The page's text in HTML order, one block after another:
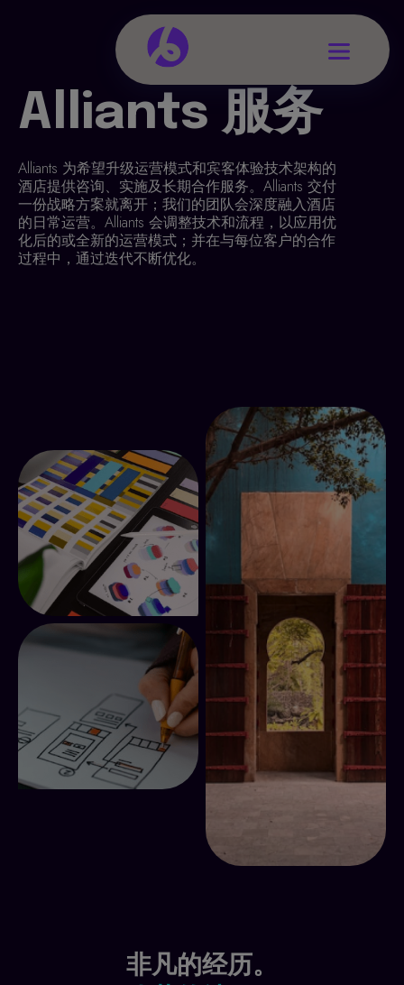
Alliants 服务
Alliants 为希望升级运营模式和宾客体验技术架构的
酒店提供咨询、实施及长期合作服务。Alliants 交付
一份战略方案就离开；我们的团队会深度融入酒店
的日常运营。Alliants 会调整技术和流程，以应用优
化后的或全新的运营模式；并在与每位客户的合作
过程中，通过迭代不断优化。
非凡的经历。